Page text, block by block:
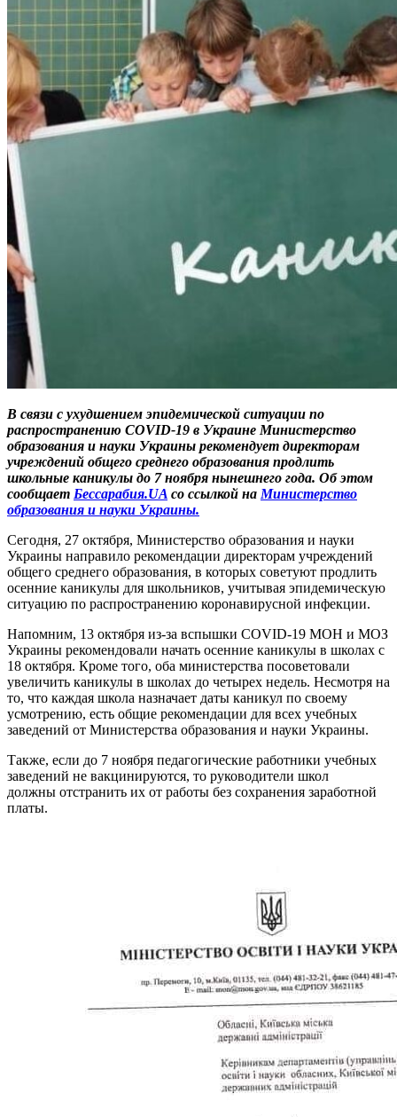
В связи с ухудшением эпидемической ситуации по
распространению COVID-19 в Украине Министерство
образования и науки Украины рекомендует директорам
учреждений общего среднего образования продлить
школьные каникулы до 7 ноября нынешнего года. Об этом
сообщает Бессарабия.UA со ссылкой на Министерство
образования и науки Украины.
Сегодня, 27 октября, Министерство образования и науки
Украины направило рекомендации директорам учреждений
общего среднего образования, в которых советуют продлить
осенние каникулы для школьников, учитывая эпидемическую
ситуацию по распространению коронавирусной инфекции.
Напомним, 13 октября из-за вспышки COVID-19 МОН и МОЗ
Украины рекомендовали начать осенние каникулы в школах с
18 октября. Кроме того, оба министерства посоветовали
увеличить каникулы в школах до четырех недель. Несмотря на
то, что каждая школа назначает даты каникул по своему
усмотрению, есть общие рекомендации для всех учебных
заведений от Министерства образования и науки Украины.
Также, если до 7 ноября педагогические работники учебных
заведений не вакцинируются, то руководители школ
должны отстранить их от работы без сохранения заработной
платы.